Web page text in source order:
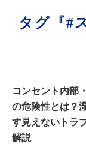
タグ『#
コンセント内部
の危険性とは？
す見えないトラ
解説